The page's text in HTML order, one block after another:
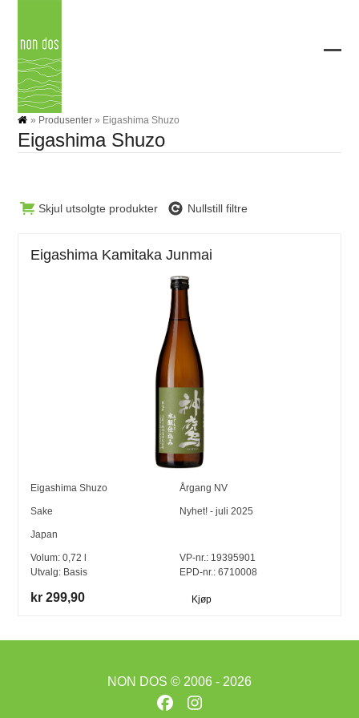
content
» Produsenter » Eigashima Shuzo
Eigashima Shuzo
Skjul utsolgte produkter Nullstill filtre
Eigashima Kamitaka Junmai
Eigashima Shuzo Årgang NV
Sake Nyhet! - juli 2025
Japan
Volum:0,72 l
Utvalg: Basis
VP-nr.: 19395901
EPD-nr.: 6710008
kr 299,90 Kjøp
NON DOS © 2006 - 2026